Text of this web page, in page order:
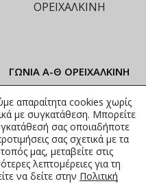
ΓΩΝΙΑ Α-Θ ΟΡΕΙΧΑΛΚΙΝΗ
ΑΝΑΓΡΑΦΟΝΤΑΙ ΣΤΟ
ΑΝΗΡΤΗΜΕΝΟ PDF
3,22€–45,01€ συμπ. Φ.Π.Α.
απαραίτητα cookies χωρίς
με συγκατάθεση. Μπορείτε
σας οποιαδήποτε
σας σχετικά με τα
μας, μεταβείτε στις
λεπτομέρειες για τη
να δείτε στην Πολιτική